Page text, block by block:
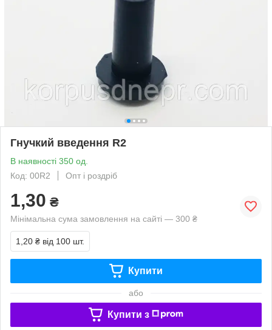
Гнучкий введення R2
В наявності 350 од.
Код: 00R2
Опт і роздріб
1,30 ₴
Мінімальна сума замовлення на сайті — 300 ₴
1,20 ₴ від 100 шт.
Купити
або
Купити з